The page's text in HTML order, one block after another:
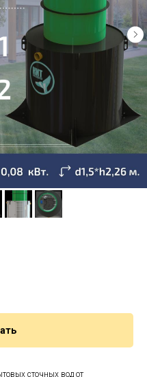
сточных вод от